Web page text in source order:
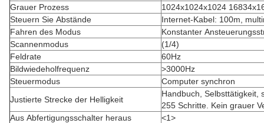
Grauer Prozess
1024x1024x1024
Steuern Sie Abstände
Internet-Kabel: 100m,
Fahren des Modus
Konstanter
Scannenmodus
(1/4)
Feldrate
60Hz
Bildwiedeholfrequenz
>3000Hz
Steuermodus
Computer synchron
Justierte Strecke der Helligkeit
Handbuch,
255 Schritte. Kein grauer
Aus Abfertigungsschalter heraus
<1>